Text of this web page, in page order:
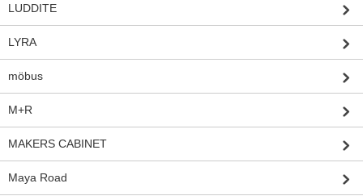
LUDDITE
LYRA
möbus
M+R
MAKERS CABINET
Maya Road